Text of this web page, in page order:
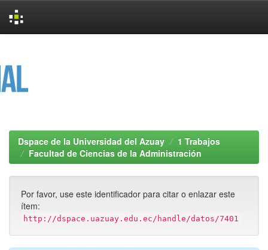
Dspace de la Universidad del Azuay
1 Trabajos
Facultad de Ciencias de la Administración
Por favor, use este identificador para citar o enlazar este
ítem:
http://dspace.uazuay.edu.ec/handle/datos/7401